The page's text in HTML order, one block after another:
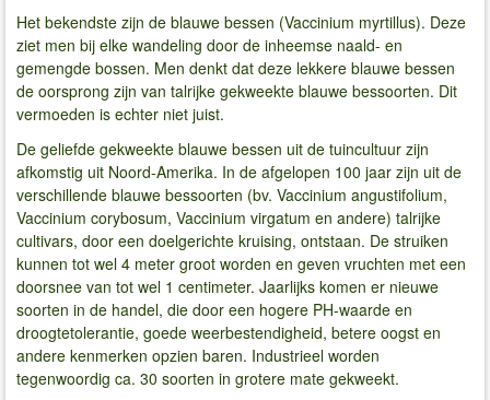
Het bekendste zijn de blauwe bessen (Vaccinium myrtillus). Deze
ziet men bij elke wandeling door de inheemse naald- en
gemengde bossen. Men denkt dat deze lekkere blauwe bessen
de oorsprong zijn van talrijke gekweekte blauwe bessoorten. Dit
vermoeden is echter niet juist.
De geliefde gekweekte blauwe bessen uit de tuincultuur zijn
afkomstig uit Noord-Amerika. In de afgelopen 100 jaar zijn uit de
verschillende blauwe bessoorten (bv. Vaccinium angustifolium,
Vaccinium corybosum, Vaccinium virgatum en andere) talrijke
cultivars, door een doelgerichte kruising, ontstaan. De struiken
kunnen tot wel 4 meter groot worden en geven vruchten met een
doorsnee van tot wel 1 centimeter. Jaarlijks komen er nieuwe
soorten in de handel, die door een hogere PH-waarde en
droogtetolerantie, goede weerbestendigheid, betere oogst en
andere kenmerken opzien baren. Industrieel worden
tegenwoordig ca. 30 soorten in grotere mate gekweekt.